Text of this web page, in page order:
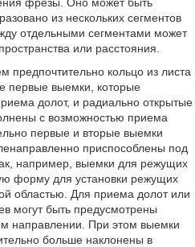
из нескольких сегментов
отдельными сегментами может
или расстояния.
предпочтительно кольцо из листа
первые выемки, которые
долот, и радиально открытые
с возможностью приема
первые и вторые выемки
приспособлены под
например, выемки для режущих
форму для установки режущих
областью. Для приема долот или
могут быть предусмотрены
направлении. При этом выемки
больше наклонены в